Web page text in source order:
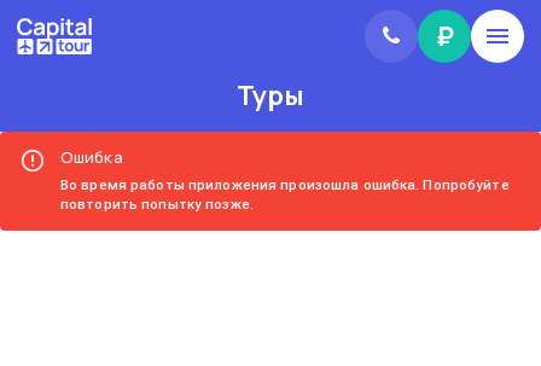
₽
Туры
Ошибка
Во время работы приложения произошла ошибка. Попробуйте
повторить попытку позже.